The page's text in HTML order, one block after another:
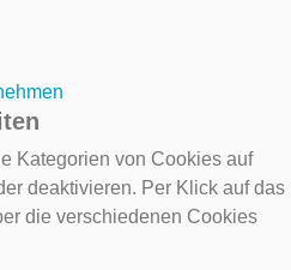
Kategorien von Cookies auf
deaktivieren. Per Klick auf das
die verschiedenen Cookies